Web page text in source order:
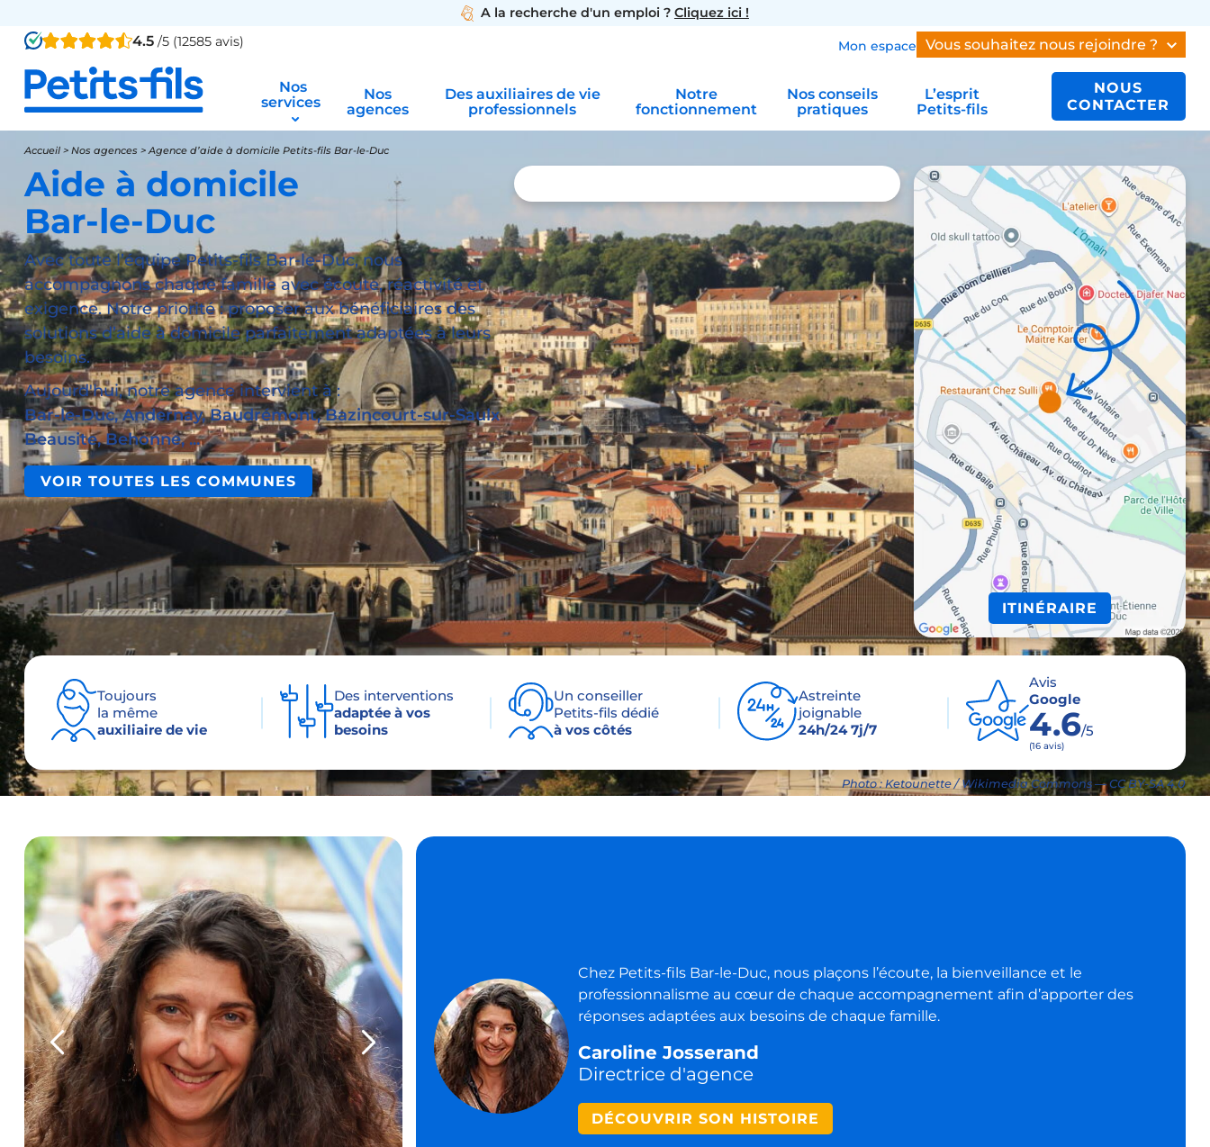
A la recherche d'un emploi ? Cliquez ici !
4.5 /5 (12585 avis) Mon espace Vous souhaitez nous rejoindre ?
Nos
services
Nos
agences
Des auxiliaires de vie
professionnels
Notre
fonctionnement
Nos conseils
pratiques
L’esprit
Petits-fils
NOUS
CONTACTER
Accueil > Nos agences >Agence d’aide à domicile Petits-fils Bar-le-Duc
Aide à domicile
Bar-le-Duc
Avec toute l’équipe Petits-fils Bar-le-Duc, nous
accompagnons chaque famille avec écoute, réactivité et
exigence. Notre priorité : proposer aux bénéficiaires des
solutions d’aide à domicile parfaitement adaptées à leurs
besoins.
Aujourd'hui, notre agence intervient à :
Bar-le-Duc, Andernay, Baudrémont, Bazincourt-sur-Saulx
Beausite, Behonne, ...
VOIR TOUTES LES COMMUNES
ITINÉRAIRE
Toujours
la même
auxiliaire de vie
Des interventions
adaptée à vos
besoins
Un conseiller
Petits-fils dédié
à vos côtés
Astreinte
joignable
24h/24 7j/7
Avis
Google
4.6/5
(16 avis)
Photo : Ketounette / Wikimedia Commons — CC BY-SA 4.0
Chez Petits-fils Bar-le-Duc, nous plaçons l’écoute, la bienveillance et le
professionnalisme au cœur de chaque accompagnement afin d’apporter des
réponses adaptées aux besoins de chaque famille.
Caroline Josserand
Directrice d'agence
DÉCOUVRIR SON HISTOIRE